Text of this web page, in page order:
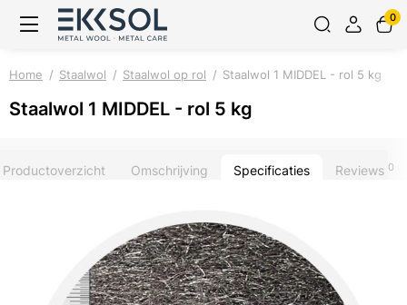
0
Home Staalwol Staalwol op rol Staalwol 1 MIDDEL - rol 5 kg
Staalwol 1 MIDDEL - rol 5 kg
Productoverzicht Omschrijving Specificaties Reviews 0